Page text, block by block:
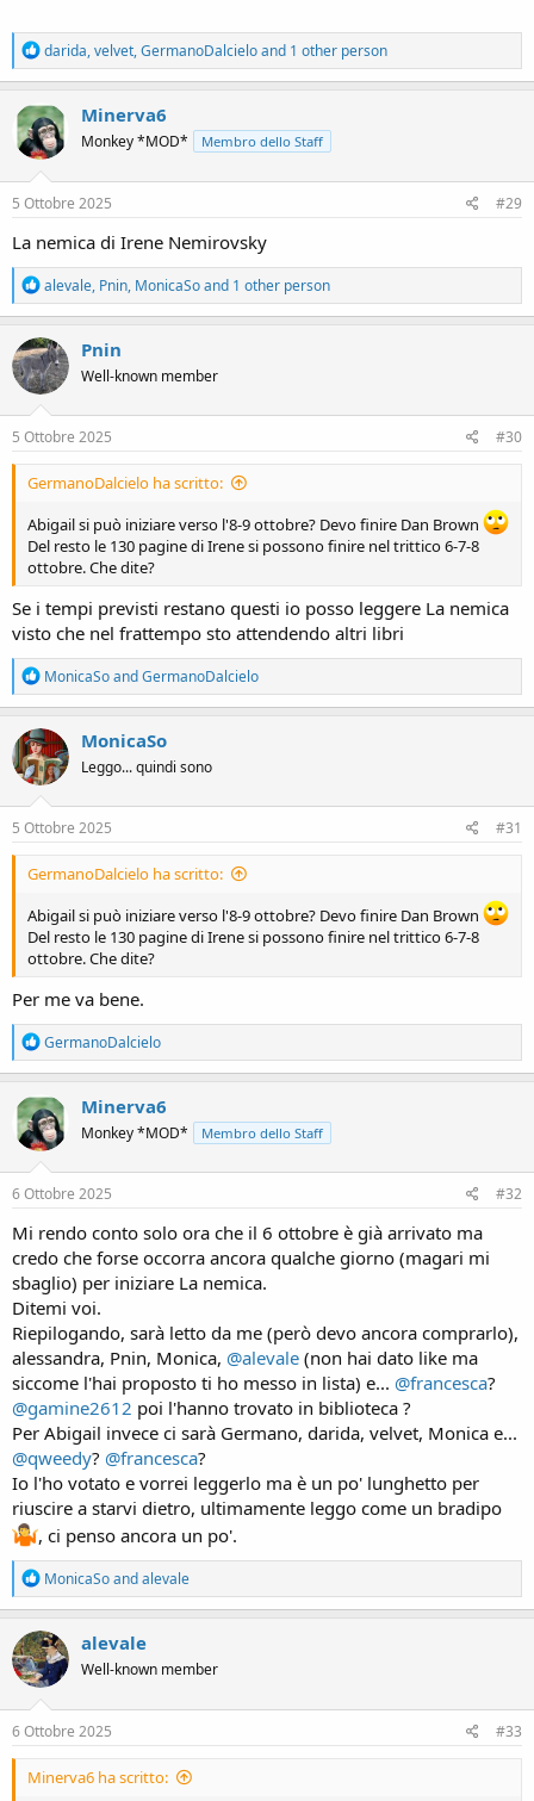
R
e
a
c
t
i
o
n
s
darida,velvet,GermanoDalcieloand 1 other person
Minerva6
Monkey *MOD* Membro dello Staff
5 Ottobre 2025 #29
La nemica di Irene Nemirovsky
R
e
a
c
t
i
o
n
s
alevale, Pnin, MonicaSoand 1 other person
Pnin
Well-known member
5 Ottobre 2025 #30
GermanoDalcielo ha scritto:
Abigail si può iniziare verso l'8-9 ottobre? Devo finire Dan Brown
Del resto le 130 pagine di Irene si possono finire nel trittico 6-7-8
ottobre. Che dite?
Se i tempi previsti restano questi io posso leggere La nemica
visto che nel frattempo sto attendendo altri libri
R
e
a
c
t
i
o
n
s
MonicaSoandGermanoDalcielo
MonicaSo
Leggo... quindi sono
5 Ottobre 2025 #31
GermanoDalcielo ha scritto:
Abigail si può iniziare verso l'8-9 ottobre? Devo finire Dan Brown
Del resto le 130 pagine di Irene si possono finire nel trittico 6-7-8
ottobre. Che dite?
Per me va bene.
R
e
a
c
t
i
o
n
s
GermanoDalcielo
Minerva6
Monkey *MOD* Membro dello Staff
6 Ottobre 2025 #32
Mi rendo conto solo ora che il 6 ottobre è già arrivato ma
credo che forse occorra ancora qualche giorno (magari mi
sbaglio) per iniziare La nemica.
Ditemi voi.
Riepilogando, sarà letto da me (però devo ancora comprarlo),
alessandra, Pnin, Monica, @alevale (non hai dato like ma
siccome l'hai proposto ti ho messo in lista) e... @francesca?
@gamine2612 poi l'hanno trovato in biblioteca ?
Per Abigail invece ci sarà Germano, darida, velvet, Monica e...
@qweedy? @francesca?
Io l'ho votato e vorrei leggerlo ma è un po' lunghetto per
riuscire a starvi dietro, ultimamente leggo come un bradipo
, ci penso ancora un po'.
R
e
a
c
t
i
o
n
s
MonicaSoandalevale
alevale
Well-known member
6 Ottobre 2025 #33
Minerva6 ha scritto: